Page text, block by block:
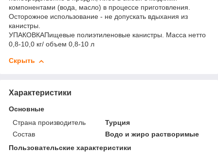
компонентами (вода, масло) в процессе приготовления.
Осторожное использование - не допускать вдыхания из
канистры.
УПАКОВКАПищевые полиэтиленовые канистры. Масса нетто
0,8-10,0 кг/ объем 0,8-10 л
Скрыть
Характеристики
Основные
Страна производитель
Турция
Состав
Водо и жиро растворимые
Пользовательские характеристики